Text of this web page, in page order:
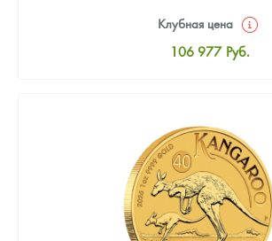
Клубная цена
106 977 Руб.
Цена выкупа
95 814 Руб.